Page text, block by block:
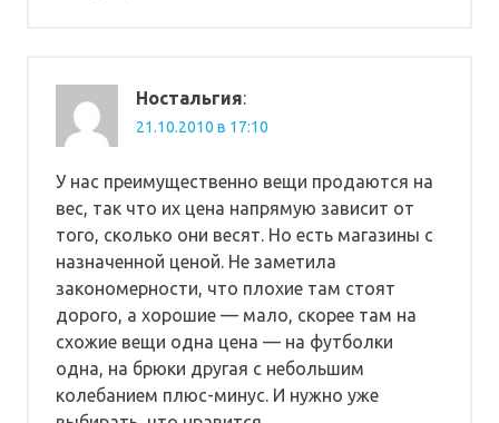
Ностальгия:
21.10.2010 в 17:10
У нас преимущественно вещи продаются на
вес, так что их цена напрямую зависит от
того, сколько они весят. Но есть магазины с
назначенной ценой. Не заметила
закономерности, что плохие там стоят
дорого, а хорошие — мало, скорее там на
схожие вещи одна цена — на футболки
одна, на брюки другая с небольшим
колебанием плюс-минус. И нужно уже